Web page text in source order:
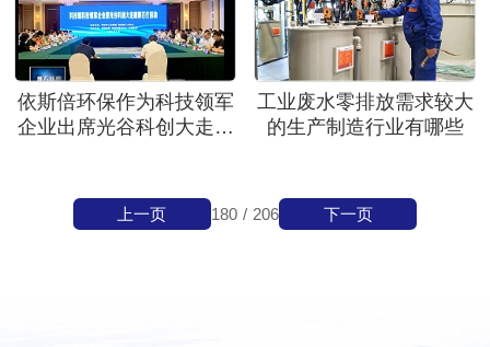
依斯倍环保作为科技领军
企业出席光谷科创大走廊
工业废水零排放需求较大
的生产制造行业有哪些
180 / 206
上一页 下一页